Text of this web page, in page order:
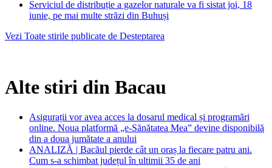
Serviciul de distribuție a gazelor naturale va fi sistat joi, 18
iunie, pe mai multe străzi din Buhuși
Vezi Toate stirile publicate de Desteptarea
Alte stiri din Bacau
Asigurații vor avea acces la dosarul medical și programări
online. Noua platformă „e-Sănătatea Mea” devine disponibilă
din a doua jumătate a anului
ANALIZĂ | Bacăul pierde cât un oraș la fiecare patru ani.
Cum s-a schimbat județul în ultimii 35 de ani